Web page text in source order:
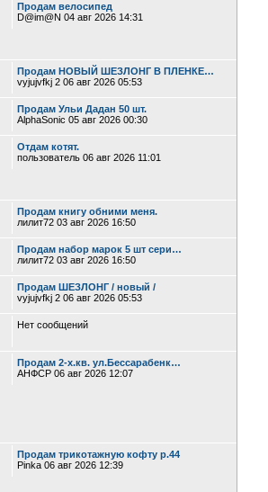
Продам велосипед
D@im@N 04 авг 2026 14:31
Продам НОВЫЙ ШЕЗЛОНГ В ПЛЕНКЕ…
vyjujvfkj 2 06 авг 2026 05:53
Продам Ульи Дадан 50 шт.
AlphaSonic 05 авг 2026 00:30
Отдам котят.
пользователь 06 авг 2026 11:01
Продам книгу обними меня.
лилит72 03 авг 2026 16:50
Продам набор марок 5 шт сери…
лилит72 03 авг 2026 16:50
Продам ШЕЗЛОНГ / новый /
vyjujvfkj 2 06 авг 2026 05:53
Нет сообщений
Продам 2-х.кв. ул.Бессарабенк…
АНФСР 06 авг 2026 12:07
Продам трикотажную кофту р.44
Pinka 06 авг 2026 12:39